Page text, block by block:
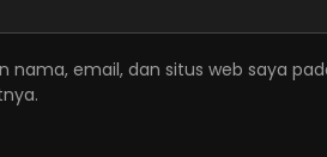
nama, email, dan situs web saya